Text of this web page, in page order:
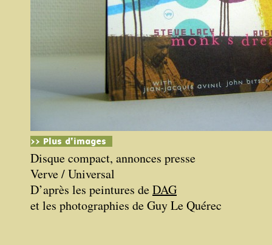
>> Plus d'images
Disque compact, annonces presse
Verve / Universal
D’après les peintures deDAG
et les photographies de Guy Le Quérec